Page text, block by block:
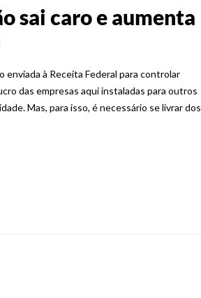
sai caro e aumenta
enviada à Receita Federal para controlar
das empresas aqui instaladas para outros
Mas, para isso, é necessário se livrar dos